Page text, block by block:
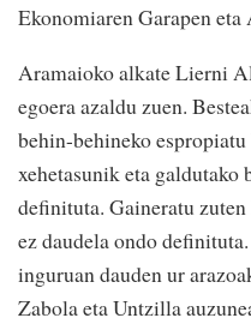
Ekonomiaren Garapen
Aramaioko alkate Lierni
egoera azaldu zuen.
behin-behineko
xehetasunik eta galdutako
definituta. Gaineratu
ez daudela ondo
inguruan dauden ur
Zabola eta Untzilla